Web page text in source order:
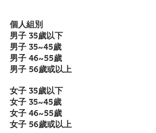
個人組別
男子 35歲以下
男子 35~45歲
男子 46~55歲
男子 56歲或以上
女子 35歲以下
女子 35~45歲
女子 46~55歲
女子 56歲或以上